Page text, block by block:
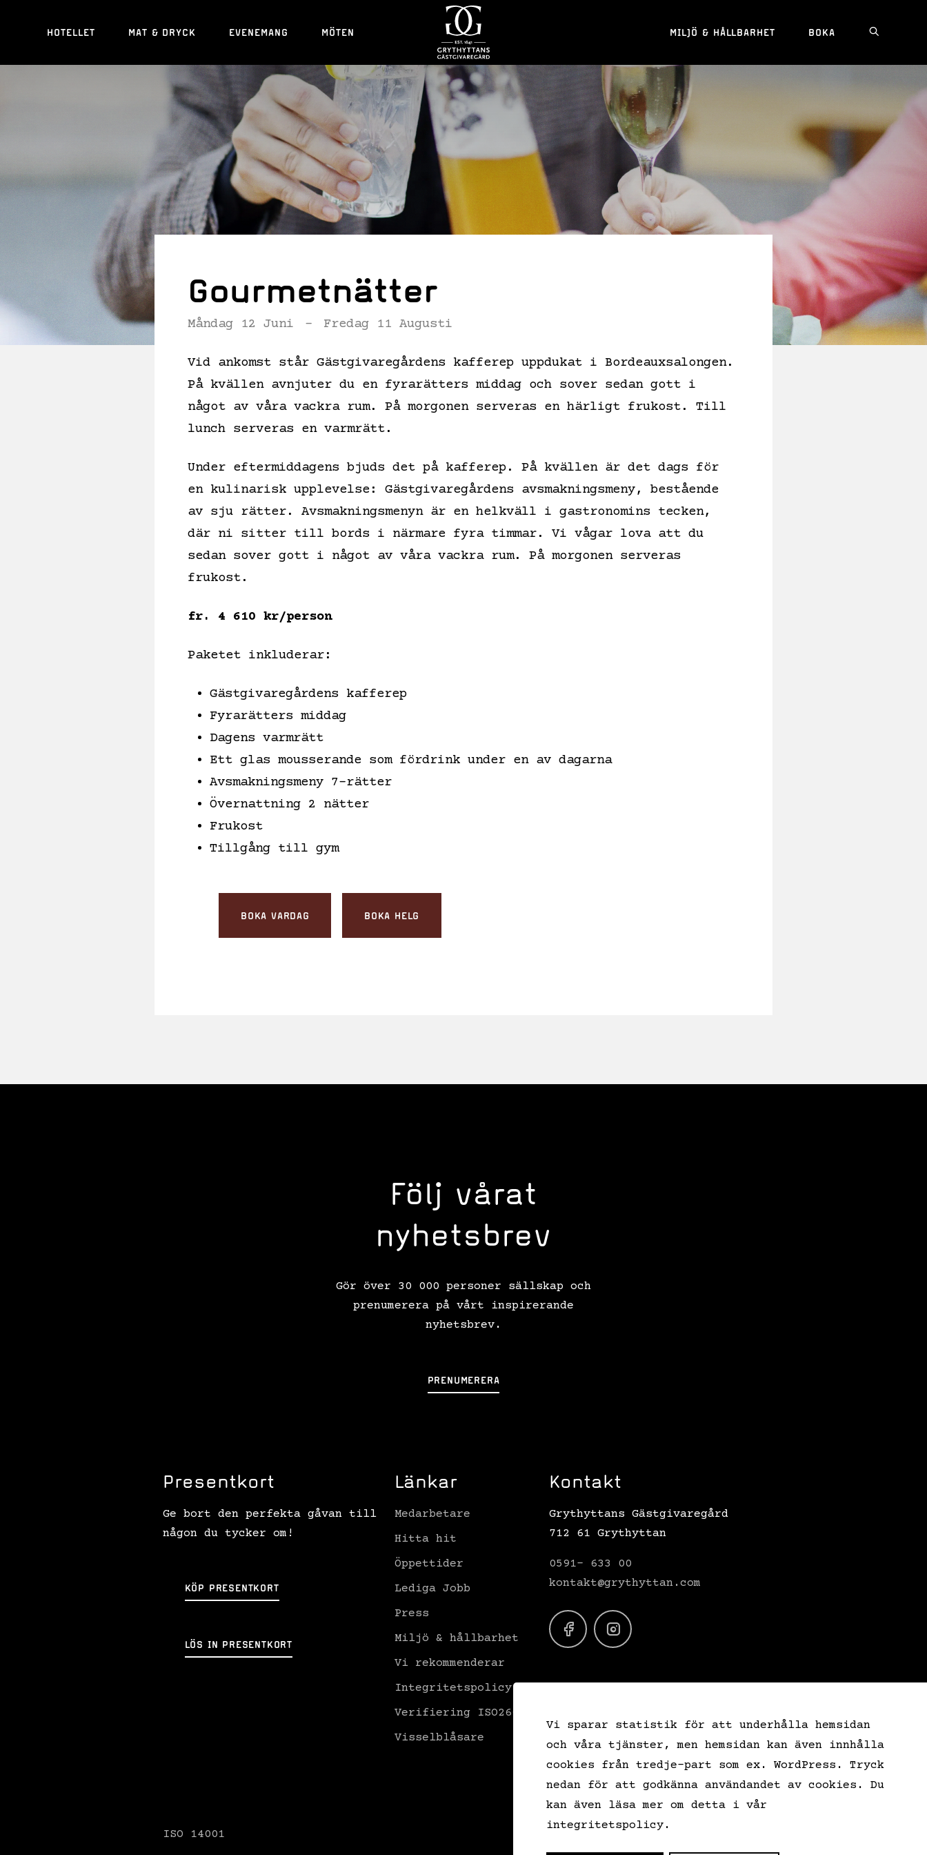
HOTELLET MAT & DRYCK EVENEMANG MÖTEN MILJÖ & HÅLLBARHET BOKA
Gourmetnätter
Måndag 12 Juni - Fredag 11 Augusti
Vid ankomst står Gästgivaregårdens kafferep uppdukat i Bordeauxsalongen.
På kvällen avnjuter du en fyrarätters middag och sover sedan gott i
något av våra vackra rum. På morgonen serveras en härligt frukost. Till
lunch serveras en varmrätt.
Under eftermiddagens bjuds det på kafferep. På kvällen är det dags för
en kulinarisk upplevelse: Gästgivaregårdens avsmakningsmeny, bestående
av sju rätter. Avsmakningsmenyn är en helkväll i gastronomins tecken,
där ni sitter till bords i närmare fyra timmar. Vi vågar lova att du
sedan sover gott i något av våra vackra rum. På morgonen serveras
frukost.
fr. 4 610 kr/person
Paketet inkluderar:
Gästgivaregårdens kafferep
Fyrarätters middag
Dagens varmrätt
Ett glas mousserande som fördrink under en av dagarna
Avsmakningsmeny 7-rätter
Övernattning 2 nätter
Frukost
Tillgång till gym
BOKA VARDAG BOKA HELG
Följ vårat
nyhetsbrev
Gör över 30 000 personer sällskap och
prenumerera på vårt inspirerande
nyhetsbrev.
PRENUMERERA
Presentkort
Ge bort den perfekta gåvan till
någon du tycker om!
KÖP PRESENTKORT
LÖS IN PRESENTKORT
Länkar
Medarbetare
Hitta hit
Öppettider
Lediga Jobb
Press
Miljö & hållbarhet
Vi rekommenderar
Integritetspolicy
Verifiering ISO26000
Visselblåsare
Kontakt
Grythyttans Gästgivaregård
712 61 Grythyttan
0591- 633 00
kontakt@grythyttan.com
ISO 14001
Vi sparar statistik för att underhålla hemsidan
och våra tjänster, men hemsidan kan även innhålla
cookies från tredje-part som ex. WordPress. Tryck
nedan för att godkänna användandet av cookies. Du
kan även läsa mer om detta i vår
integritetspolicy.